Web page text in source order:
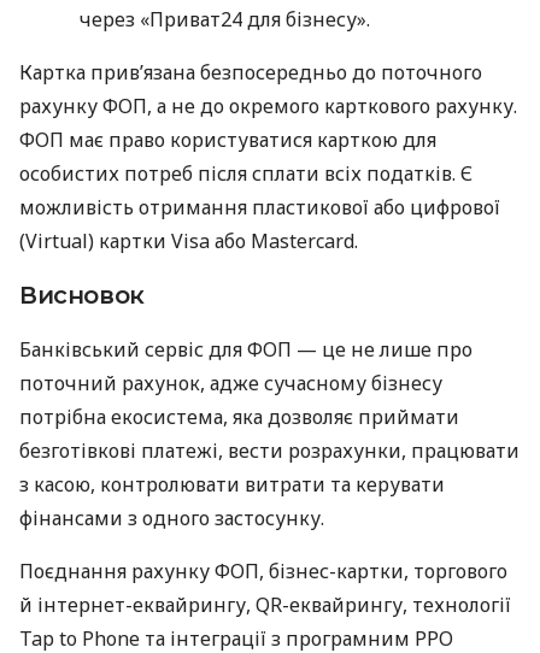
через «Приват24 для бізнесу».
Картка прив’язана безпосередньо до поточного
рахунку ФОП, а не до окремого карткового рахунку.
ФОП має право користуватися карткою для
особистих потреб після сплати всіх податків. Є
можливість отримання пластикової або цифрової
(Virtual) картки Visa або Mastercard.
Висновок
Банківський сервіс для ФОП — це не лише про
поточний рахунок, адже сучасному бізнесу
потрібна екосистема, яка дозволяє приймати
безготівкові платежі, вести розрахунки, працювати
з касою, контролювати витрати та керувати
фінансами з одного застосунку.
Поєднання рахунку ФОП, бізнес-картки, торгового
й інтернет-еквайрингу, QR-еквайрингу, технології
Tap to Phone та інтеграції з програмним РРО